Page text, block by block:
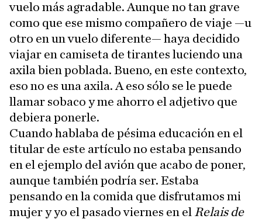
vuelo más agradable. Aunque no tan grave
como que ese mismo compañero de viaje —u
otro en un vuelo diferente— haya decidido
viajar en camiseta de tirantes luciendo una
axila bien poblada. Bueno, en este contexto,
eso no es una axila. A eso sólo se le puede
llamar sobaco y me ahorro el adjetivo que
debiera ponerle.
Cuando hablaba de pésima educación en el
titular de este artículo no estaba pensando
en el ejemplo del avión que acabo de poner,
aunque también podría ser. Estaba
pensando en la comida que disfrutamos mi
mujer y yo el pasado viernes en el Relais de